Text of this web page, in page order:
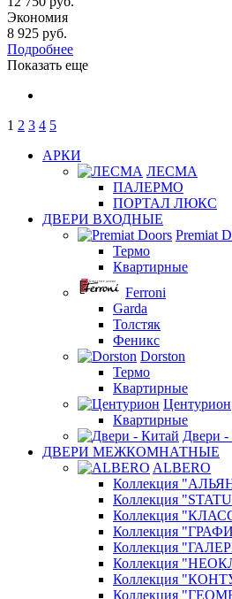
Экономия
8 925 руб.
Подробнее
Показать еще
1 2 3 4 5
АРКИ
ЛЕСМА
ПАЛЕРМО
ПОРТАЛ ЛЮКС
ДВЕРИ ВХОДНЫЕ
Premiat
Термо
Квартирные
Ferroni
Garda
Толстяк
Феникс
Dorston
Термо
Квартирные
Центурион
Квартирные
Двери -
ДВЕРИ МЕЖКОМНАТНЫЕ
ALBERO
Коллекция
Коллекция
Коллекция
Коллекция
Коллекция
Коллекция
Коллекция
Коллекция